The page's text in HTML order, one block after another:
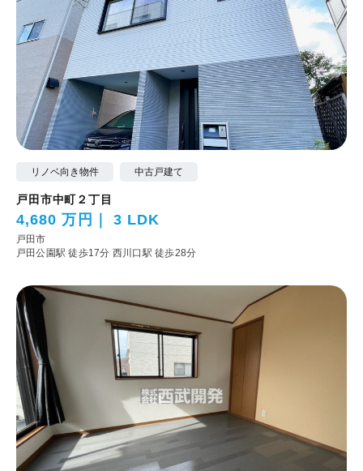
リノベ向き物件 中古戸建て
戸田市中町２丁目
4,680 万円 3 LDK
戸田市
戸田公園駅 徒歩17分 西川口駅 徒歩28分